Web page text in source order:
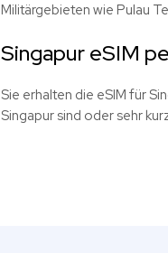
Militärgebieten wie Pulau
Singapur eSIM
Sie erhalten die eSIM für
Singapur sind oder sehr